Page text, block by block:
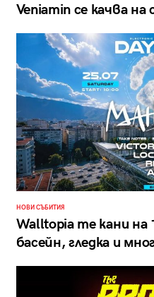
Veniamin се качва
НОВИ СЪБИТИЯ
Walltopia те кани на
басейн, гледка и